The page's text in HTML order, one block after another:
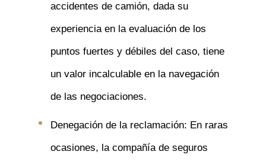
accidentes de camión, dada su
experiencia en la evaluación de los
puntos fuertes y débiles del caso, tiene
un valor incalculable en la navegación
de las negociaciones.
Denegación de la reclamación: En raras
ocasiones, la compañía de seguros